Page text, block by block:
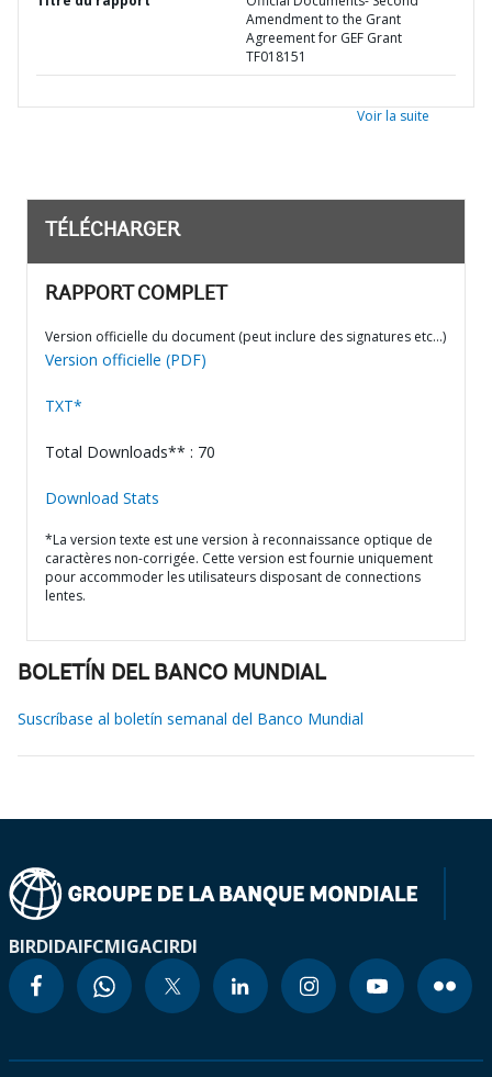
Amendment to the Grant
Agreement for GEF Grant
TF018151
Voir la suite
TÉLÉCHARGER
RAPPORT COMPLET
Version officielle du document (peut inclure des signatures etc…)
Version officielle (PDF)
TXT*
Total Downloads** : 70
Download Stats
*La version texte est une version à reconnaissance optique de
caractères non-corrigée. Cette version est fournie uniquement
pour accommoder les utilisateurs disposant de connections
lentes.
BOLETÍN DEL BANCO MUNDIAL
Suscríbase al boletín semanal del Banco Mundial
BIRDIDAIFCMIGACIRDI